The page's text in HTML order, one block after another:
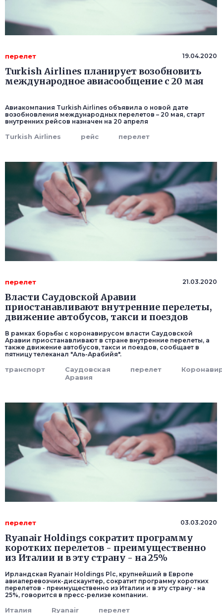
перелет 19.04.2020
Turkish Airlines планирует возобновить
международное авиасообщение с 20 мая
Авиакомпания Turkish Airlines объявила о новой дате
возобновления международных перелетов – 20 мая, старт
внутренних рейсов назначен на 20 апреля
Turkish Airlines рейс перелет
перелет 21.03.2020
Власти Саудовской Аравии
приостанавливают внутренние перелеты,
движение автобусов, такси и поездов
В рамках борьбы с коронавирусом власти Саудовской
Аравии приостанавливают в стране внутренние перелеты, а
также движение автобусов, такси и поездов, сообщает в
пятницу телеканал "Аль-Арабийя".
транспорт
Саудовская
Аравия
перелет
перелет 03.03.2020
Ryanair Holdings сократит программу
коротких перелетов - преимущественно
из Италии и в эту страну - на 25%
Ирландская Ryanair Holdings Plc, крупнейший в Европе
авиаперевозчик-дискаунтер, сократит программу коротких
перелетов - преимущественно из Италии и в эту страну - на
25%, говорится в пресс-релизе компании.
Италия Ryanair перелет